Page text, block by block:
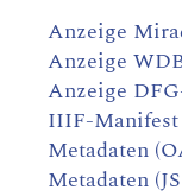
Anzeige
Anzeige
Anzeige
IIIF-Manifest
Metadaten
Metadaten